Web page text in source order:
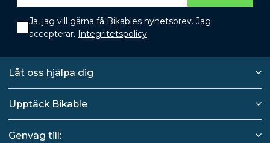
Ja, jag vill gärna få Bikables nyhetsbrev. Jag
accepterar. Integritetspolicy.
Låt oss hjälpa dig
Upptäck Bikable
Genväg till: